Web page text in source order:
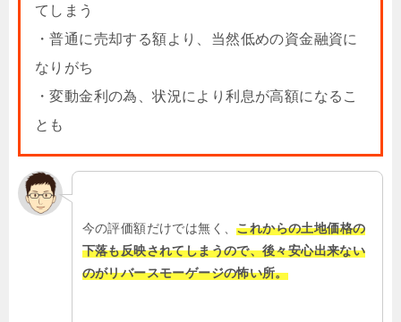
てしまう
・普通に売却する額より、当然低めの資金融資に
なりがち
・変動金利の為、状況により利息が高額になるこ
とも
今の評価額だけでは無く、これからの土地価格の
下落も反映されてしまうので、後々安心出来ない
のがリバースモーゲージの怖い所。